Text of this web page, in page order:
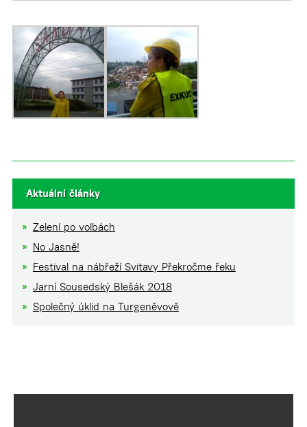
Aktuální články
Zelení po volbách
No Jasně!
Festival na nábřeží Svitavy Překročme řeku
Jarní Sousedský Blešák 2018
Společný úklid na Turgeněvově